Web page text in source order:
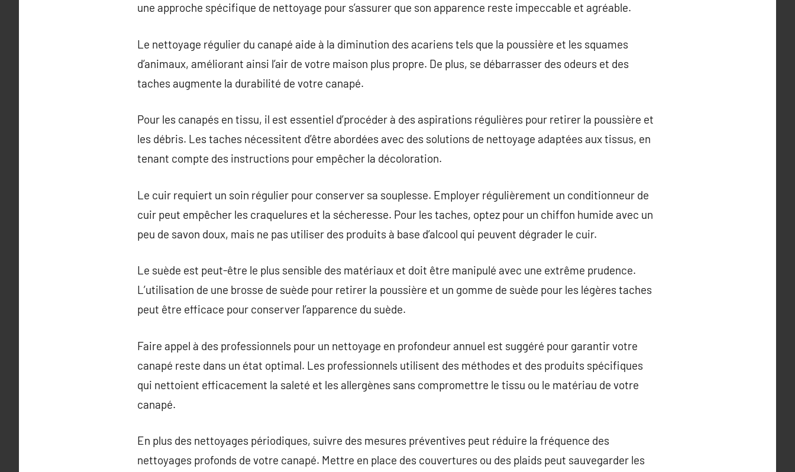
une approche spécifique de nettoyage pour s’assurer que son apparence reste impeccable et agréable.
Le nettoyage régulier du canapé aide à la diminution des acariens tels que la poussière et les squames
d’animaux, améliorant ainsi l’air de votre maison plus propre. De plus, se débarrasser des odeurs et des
taches augmente la durabilité de votre canapé.
Pour les canapés en tissu, il est essentiel d’procéder à des aspirations régulières pour retirer la poussière et
les débris. Les taches nécessitent d’être abordées avec des solutions de nettoyage adaptées aux tissus, en
tenant compte des instructions pour empêcher la décoloration.
Le cuir requiert un soin régulier pour conserver sa souplesse. Employer régulièrement un conditionneur de
cuir peut empêcher les craquelures et la sécheresse. Pour les taches, optez pour un chiffon humide avec un
peu de savon doux, mais ne pas utiliser des produits à base d’alcool qui peuvent dégrader le cuir.
Le suède est peut-être le plus sensible des matériaux et doit être manipulé avec une extrême prudence.
L’utilisation de une brosse de suède pour retirer la poussière et un gomme de suède pour les légères taches
peut être efficace pour conserver l’apparence du suède.
Faire appel à des professionnels pour un nettoyage en profondeur annuel est suggéré pour garantir votre
canapé reste dans un état optimal. Les professionnels utilisent des méthodes et des produits spécifiques
qui nettoient efficacement la saleté et les allergènes sans compromettre le tissu ou le matériau de votre
canapé.
En plus des nettoyages périodiques, suivre des mesures préventives peut réduire la fréquence des
nettoyages profonds de votre canapé. Mettre en place des couvertures ou des plaids peut sauvegarder les